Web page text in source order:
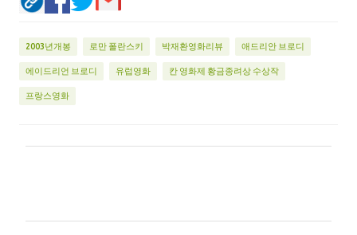
2003년개봉 로만 폴란스키 박재환영화리뷰 애드리안 브로디
에이드리언 브로디 유럽영화 칸 영화제 황금종려상 수상작
프랑스영화